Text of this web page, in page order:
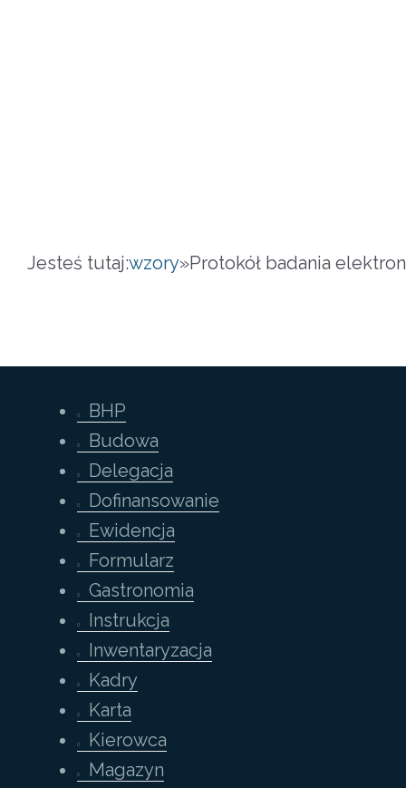
Jesteś tutaj:wzory»Protokół badania
BHP
Budowa
Delegacja
Dofinansowanie
Ewidencja
Formularz
Gastronomia
Instrukcja
Inwentaryzacja
Kadry
Karta
Kierowca
Magazyn